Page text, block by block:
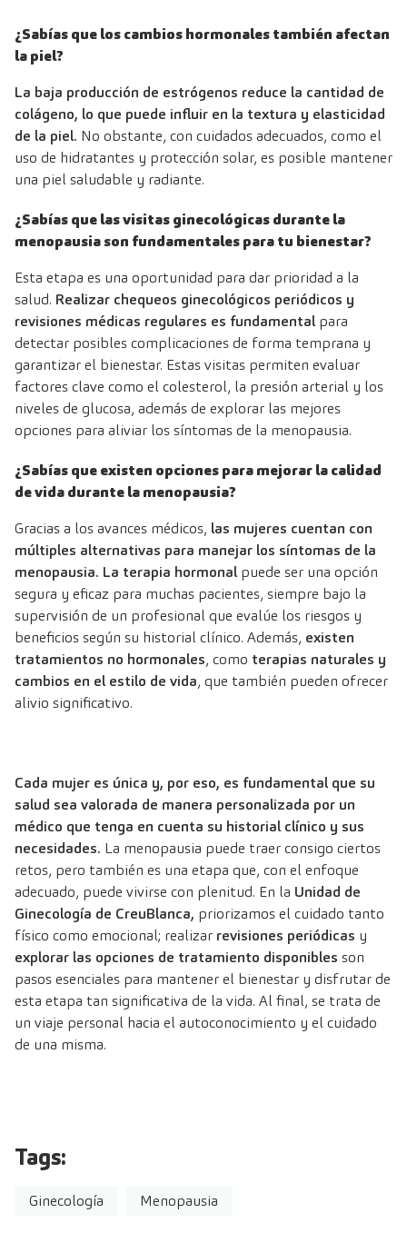
¿Sabías que los cambios hormonales también afectan
la piel?
La baja producción de estrógenos reduce la cantidad de
colágeno, lo que puede influir en la textura y elasticidad
de la piel. No obstante, con cuidados adecuados, como el
uso de hidratantes y protección solar, es posible mantener
una piel saludable y radiante.
¿Sabías que las visitas ginecológicas durante la
menopausia son fundamentales para tu bienestar?
Esta etapa es una oportunidad para dar prioridad a la
salud. Realizar chequeos ginecológicos periódicos y
revisiones médicas regulares es fundamental para
detectar posibles complicaciones de forma temprana y
garantizar el bienestar. Estas visitas permiten evaluar
factores clave como el colesterol, la presión arterial y los
niveles de glucosa, además de explorar las mejores
opciones para aliviar los síntomas de la menopausia.
¿Sabías que existen opciones para mejorar la calidad
de vida durante la menopausia?
Gracias a los avances médicos, las mujeres cuentan con
múltiples alternativas para manejar los síntomas de la
menopausia. La terapia hormonal puede ser una opción
segura y eficaz para muchas pacientes, siempre bajo la
supervisión de un profesional que evalúe los riesgos y
beneficios según su historial clínico. Además, existen
tratamientos no hormonales, como terapias naturales y
cambios en el estilo de vida, que también pueden ofrecer
alivio significativo.
Cada mujer es única y, por eso, es fundamental que su
salud sea valorada de manera personalizada por un
médico que tenga en cuenta su historial clínico y sus
necesidades. La menopausia puede traer consigo ciertos
retos, pero también es una etapa que, con el enfoque
adecuado, puede vivirse con plenitud. En la Unidad de
Ginecología de CreuBlanca, priorizamos el cuidado tanto
físico como emocional; realizar revisiones periódicas y
explorar las opciones de tratamiento disponibles son
pasos esenciales para mantener el bienestar y disfrutar de
esta etapa tan significativa de la vida. Al final, se trata de
un viaje personal hacia el autoconocimiento y el cuidado
de una misma.
Tags:
Ginecología Menopausia